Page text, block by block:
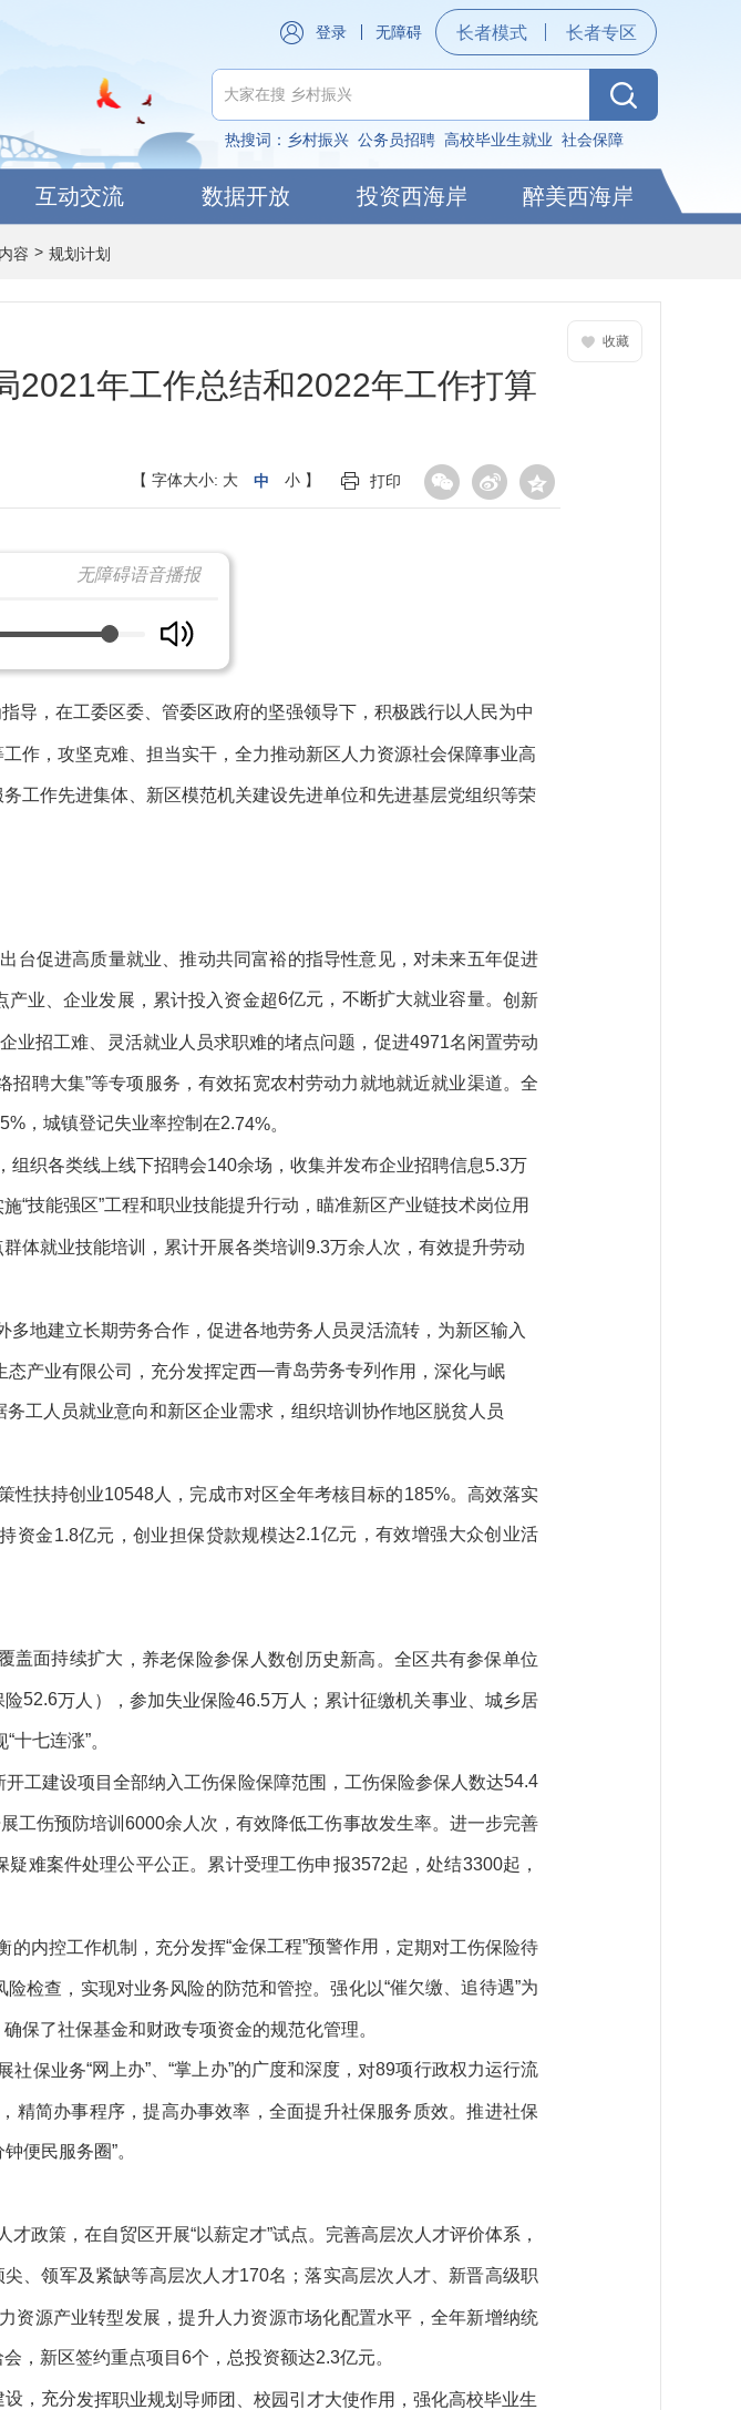
登录 无障碍 长者模式 长者专区
热搜词： 乡村振兴 公务员招聘 高校毕业生就业 社会保障
互动交流 数据开放 投资西海岸 醉美西海岸
容 > 规划计划
收藏
2021年工作总结和2022年工作打算
【 字体大小: 大 中 小 】 打印
无障碍语音播报
导，在工委区委、管委区政府的坚强领导下，积极践行以人民为中
作， 攻坚克难、担当实干， 全力推动新区人力资源社会保障事业高
工作先进集体 新区模范机关建设先进单位和先进基层党组织等荣
台促进高质量就业 、推动共同富裕的指导性意见，对未来五年促进
业、企业发展，累计投入资金超6亿元，不断扩大就业容量。 创新
业招工难、灵活就业人员求职难的堵点问题， 促进4971名闲置劳动
招聘大集”等专项服务，有效拓宽农村劳动力就地就近就业渠道。全
，城镇登记失业率控制在2.74%。
， 组织各类线上线下招聘会140余场，收集并发布企业招聘信息5.3万
施“技能强区”工程和职业技能提升行动，瞄准新区产业链技术岗位用
群体就业技能培训， 累计开展各类培训 9.3万余人 次 ，有效提升劳动
多地建立长期劳务合作， 促进各地劳务人员灵活流转，为新区输入
产业有限公司， 充分发挥定西—青岛劳务专列 作用 ，深化与岷
务工人员就业意向和新区企业需求，组织培训协作地区脱贫人员
性扶持创业10548 人， 完成市对区全年考核目标的185%。 高效落实
资金1.8亿元，创业担保贷款规模达2.1亿元，有效增强大众创业活
盖面持续扩大 ， 养老保险参保人数创历史新高 。全区共有参保单位
险52.6万人 ）， 参加失业保险46.5万人 ；累计征缴机关事业、城乡居
“十七连涨”。
工建设项目全部纳入工伤保险保障范围，工伤保险参保人数达54.4
工伤预防培训 6000余 人次，有效降低工伤事故发生率。进一步完善
难案件处理公平公正。 累计受理工伤申报3572起，处结3300起，
的内控工作机制，充分发挥“金保工程”预警作用， 定期对工伤保险待
检查， 实现对业务风险的防范和管控。强化以“催欠缴、追待遇”为
保了社保基金和财政专项资金的规范化管理。
社保业务“网上办”、“掌上办”的广度和深度， 对89项行政权力运行流
精简办事程序，提高办事效率 ， 全面提升社保服务质效。推进社保
便民服务圈”。
才政策，在自贸区开展“以薪定才”试点。 完善高层次人才评价体系，
尖、领军及紧缺等高层次人才170名 ；落实高层次人才、 新晋高级职
资源产业转型发展，提升人力资源市场化配置水平， 全年新增纳统
，新区签约重点项目6个，总投资额达2.3亿元。
设，充分发挥职业规划导师团、校园引才大使作用， 强化高校毕业生